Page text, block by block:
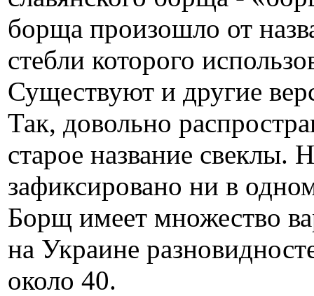
борща произошло от
стебли которого
Существуют и другие
Так, довольно
старое название свеклы.
зафиксировано ни в
Борщ имеет множество
на Украине
около 40.